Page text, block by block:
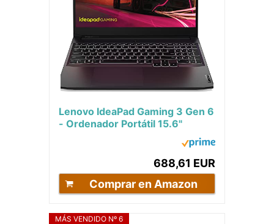
Lenovo IdeaPad Gaming 3 Gen 6
- Ordenador Portátil 15.6"
688,61 EUR
Comprar en Amazon
MÁS VENDIDO Nº 6